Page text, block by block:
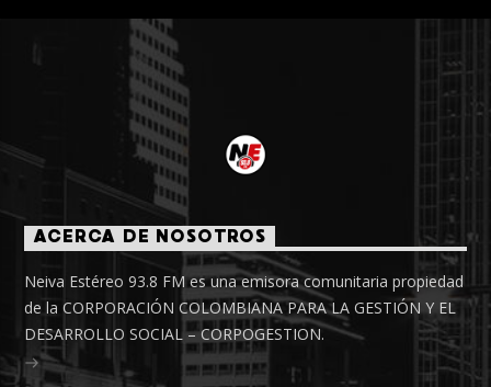
ACERCA DE NOSOTROS
Neiva Estéreo 93.8 FM es una emisora comunitaria propiedad
de la CORPORACIÓN COLOMBIANA PARA LA GESTIÓN Y EL
DESARROLLO SOCIAL – CORPOGESTION.